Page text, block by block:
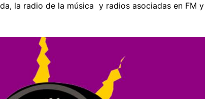
la radio de la música y radios asociadas en FM y